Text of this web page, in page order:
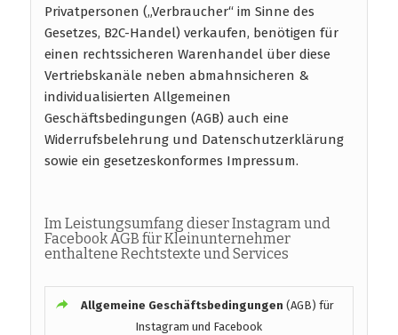
Privatpersonen („Verbraucher“ im Sinne des
Gesetzes, B2C-Handel) verkaufen, benötigen für
einen rechtssicheren Warenhandel über diese
Vertriebskanäle neben abmahnsicheren &
individualisierten Allgemeinen
Geschäftsbedingungen (AGB) auch eine
Widerrufsbelehrung und Datenschutzerklärung
sowie ein gesetzeskonformes Impressum.
Im Leistungsumfang dieser Instagram und
Facebook AGB für Kleinunternehmer
enthaltene Rechtstexte und Services
Allgemeine Geschäftsbedingungen (AGB) für
Instagram und Facebook